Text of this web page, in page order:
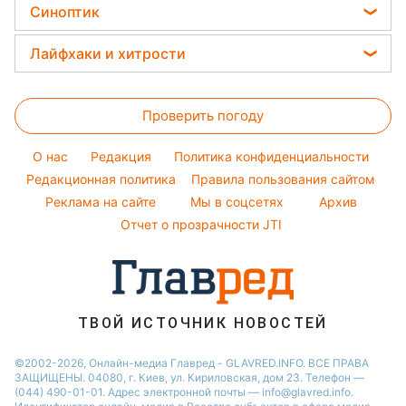
Новости Одессы
Новости Полтавы
Новости Сум
Новости Черкассы
Модные ошибки
Алла Пугачева
Максим Галкин
Настя Каменских
Виталий Козловский
София Ротару
Ольга Сумская
Филипп Киркоров
Простые блюда
Легкие десерты
Праздничное меню
Головоломки
Тесты по картинке
Оптические иллюзии
Народные приметы
Все о шоу-бизнесе
Синоптик
Прогноз погоды
Магнитные бури
Погода на сегодня
Погода на завтра
Пылевая буря
Лайфхаки и хитрости
Стирка
Авто
Комнатные растения
Проверить погоду
O нас Редакция
Политика конфиденциальности
Редакционная политика
Правила пользования сайтом
Реклама на сайте
Мы в соцсетях
Архив
Отчет о прозрачности JTI
ТВОЙ ИСТОЧНИК НОВОСТЕЙ
©2002-2026, Онлайн-медиа Главред - GLAVRED.INFO. ВСЕ ПРАВА
ЗАЩИЩЕНЫ. 04080, г. Киев, ул. Кириловская, дом 23. Телефон —
(044) 490-01-01. Адрес электронной почты — info@glavred.info.